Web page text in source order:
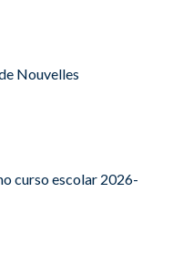
Nouvelles
curso escolar 2026-